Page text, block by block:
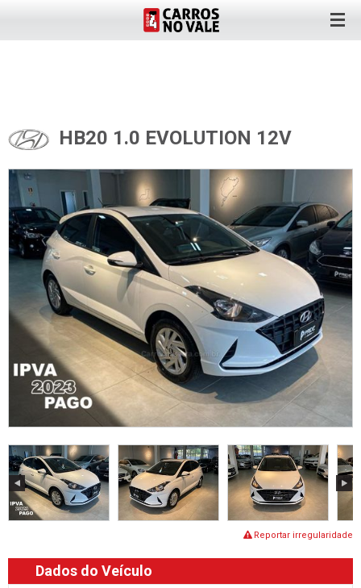
HB20 1.0 EVOLUTION 12V
Reportar irregularidade
Dados do Veículo